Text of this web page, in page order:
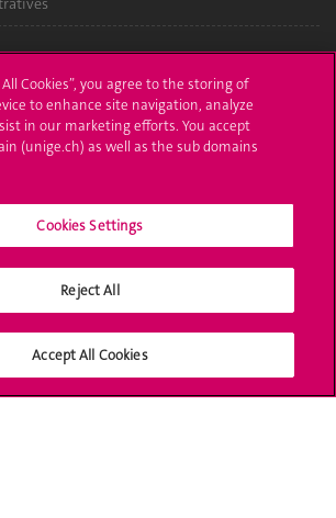
All Cookies”, you agree to the storing of
to enhance site navigation, analyze
in our marketing efforts. You accept
(unige.ch) as well as the sub domains
Cookies Settings
Reject All
Accept All Cookies